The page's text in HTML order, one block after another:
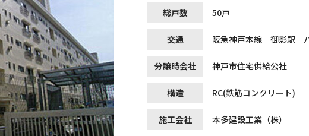
総戸数 50戸
交通 阪急神戸本線 御影駅
分譲時会社 神戸市住宅供給公社
構造 RC(鉄筋コンクリート)
施工会社 本多建設工業（株）